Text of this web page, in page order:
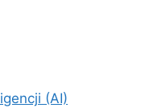
(AI)